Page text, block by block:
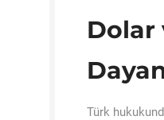
Dolar
Türk